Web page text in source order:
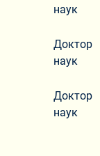
наук
Доктор
наук
Доктор
наук